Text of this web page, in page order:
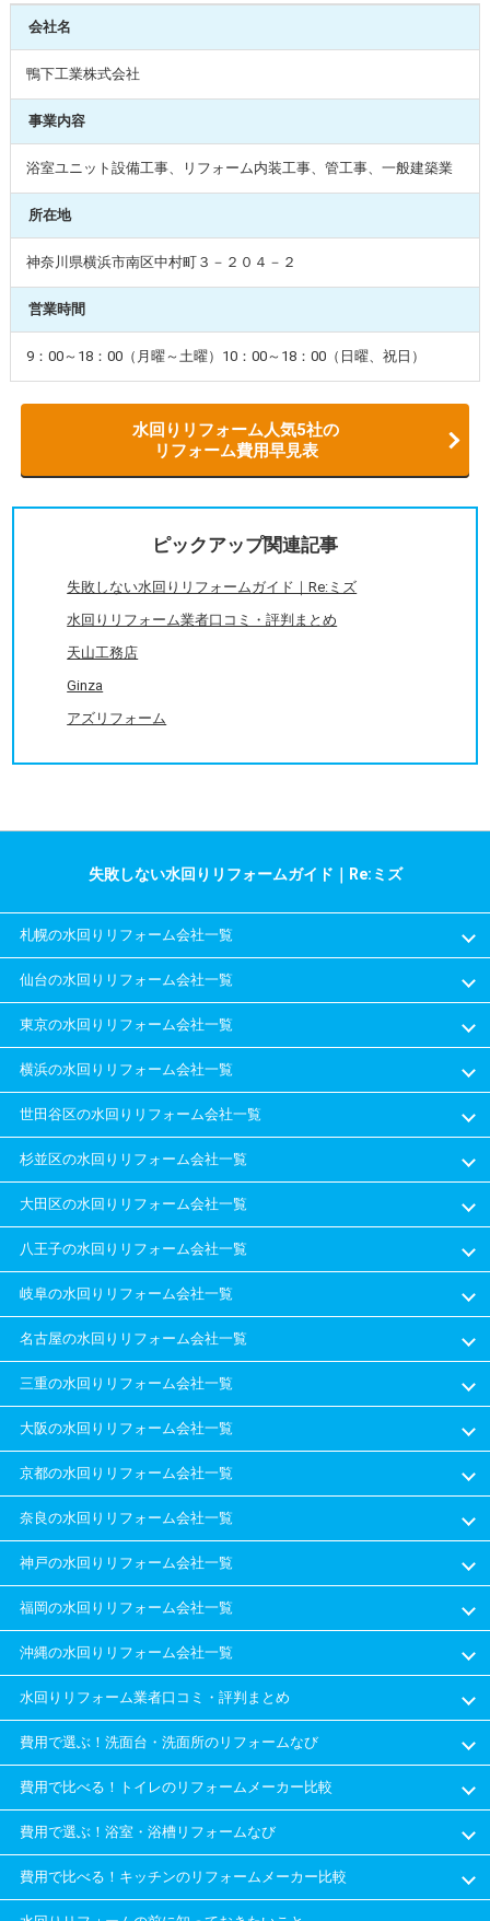
会社名
鴨下工業株式会社
事業内容
浴室ユニット設備工事、リフォーム内装工事、管工事、一般建築業
所在地
神奈川県横浜市南区中村町３－２０４－２
営業時間
9：00～18：00（月曜～土曜）10：00～18：00（日曜、祝日）
水回りリフォーム人気5社の
リフォーム費用早見表
ピックアップ関連記事
失敗しない水回りリフォームガイド｜Re:ミズ
水回りリフォーム業者口コミ・評判まとめ
天山工務店
Ginza
アズリフォーム
失敗しない水回りリフォームガイド｜Re:ミズ
札幌の水回りリフォーム会社一覧
仙台の水回りリフォーム会社一覧
東京の水回りリフォーム会社一覧
横浜の水回りリフォーム会社一覧
世田谷区の水回りリフォーム会社一覧
杉並区の水回りリフォーム会社一覧
大田区の水回りリフォーム会社一覧
八王子の水回りリフォーム会社一覧
岐阜の水回りリフォーム会社一覧
名古屋の水回りリフォーム会社一覧
三重の水回りリフォーム会社一覧
大阪の水回りリフォーム会社一覧
京都の水回りリフォーム会社一覧
奈良の水回りリフォーム会社一覧
神戸の水回りリフォーム会社一覧
福岡の水回りリフォーム会社一覧
沖縄の水回りリフォーム会社一覧
水回りリフォーム業者口コミ・評判まとめ
費用で選ぶ！洗面台・洗面所のリフォームなび
費用で比べる！トイレのリフォームメーカー比較
費用で選ぶ！浴室・浴槽リフォームなび
費用で比べる！キッチンのリフォームメーカー比較